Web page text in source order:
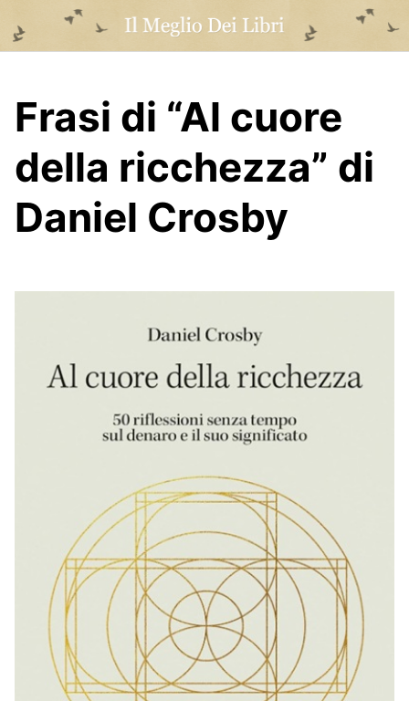
content
Frasi di “Al cuore
della ricchezza” di
Daniel Crosby